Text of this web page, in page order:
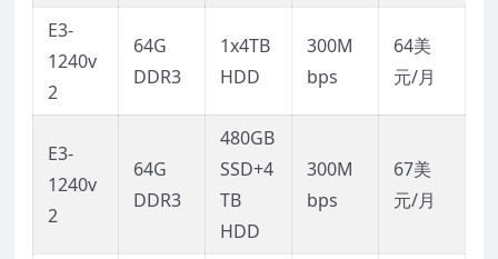
E3-
1240v
2
64G
DDR3
1x4TB
HDD
300M
bps
64美
元/月
E3-
1240v
2
64G
DDR3
480GB
SSD+4
TB
HDD
300M
bps
67美
元/月